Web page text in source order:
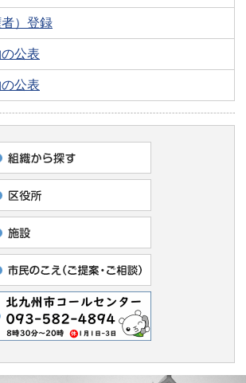
）登録
公表
公表